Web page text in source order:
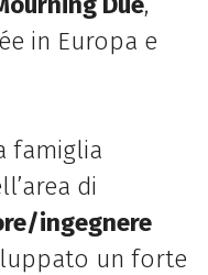
in Europa e
famiglia
di
ingegnere
un forte